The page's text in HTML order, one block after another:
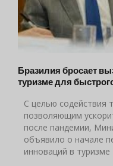
Бразилия бросает
туризме для
С целью содействия
позволяющим
после пандемии,
объявило о начале
инноваций в туризме